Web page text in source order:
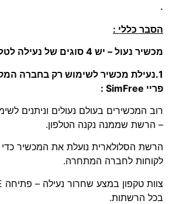
.
הסבר כללי :
מכשיר נעול – יש 4 סוגים של נעילה לטלפון נייד.
1.נעילת מכשיר לשימוש רק בחברה
פריי SimFree :
רוב המכשירים בעולם נעולים וניתנים
– הרשת שממנה נקנה הטלפון.
הרשת הסלולארית נועלת את המכשיר כדי
לקוחות לחברה המתחרה.
בכל הרשתות.